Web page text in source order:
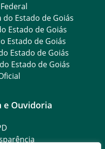
do Estado de Goiás
Estado de Goiás
Estado de Goiás
Estado de Goiás
Estado de Goiás
e Ouvidoria